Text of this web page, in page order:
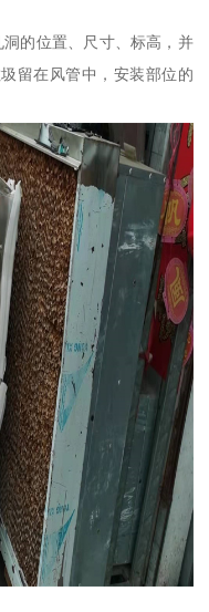
的位置、尺寸、标高，并
留在风管中，安装部位的